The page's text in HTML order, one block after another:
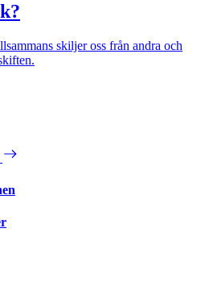
skiljer oss från andra och